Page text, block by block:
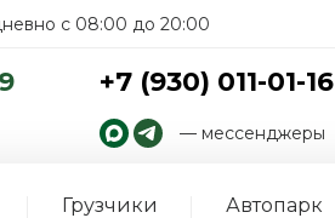
с 08:00 до 20:00
+7 (930) 011-01-16
— мессенджеры
Грузчики Автопарк